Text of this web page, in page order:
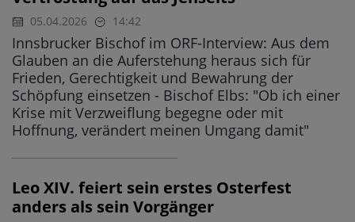
05.04.2026 14:42
Innsbrucker Bischof im ORF-Interview: Aus dem
Glauben an die Auferstehung heraus sich für
Frieden, Gerechtigkeit und Bewahrung der
Schöpfung einsetzen - Bischof Elbs: "Ob ich einer
Krise mit Verzweiflung begegne oder mit
Hoffnung, verändert meinen Umgang damit"
Leo XIV. feiert sein erstes Osterfest
anders als sein Vorgänger